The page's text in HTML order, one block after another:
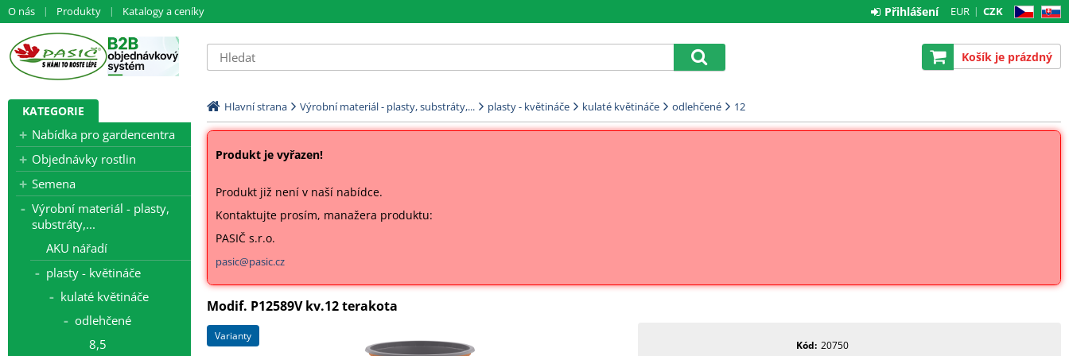
O nás Produkty Katalogy a ceníky CZ SK
EUR CZK
Přihlášení
Košík je prázdný
KATEGORIE
Nabídka pro gardencentra
Objednávky rostlin
Semena
Výrobní materiál - plasty,
substráty,...
AKU nářadí
plasty - květináče
kulaté květináče
odlehčené
8,5
Hlavní strana Výrobní materiál - plasty, substráty,... plasty - květináče kulaté květináče odlehčené 12
Produkt je vyřazen!
Produkt již není v naší nabídce.
Kontaktujte prosím, manažera produktu:
PASIČ s.r.o.
pasic@pasic.cz
Modif. P12589V kv.12 terakota
varianty
Kód 20750